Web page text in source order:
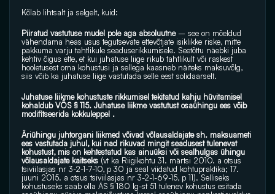
Kõlab lihtsalt ja selgelt, kuid:
Piiratud vastutuse mudel pole aga absoluutne – see on mõeldud
vähendama heas usus tegutsevate ettevõtjate isiklikke riske, mitte
pakkuma varju tahtlikule seaduserikkumisele. Seetõttu näebki juba
kehtiv õigus ette, et kui juhatuse liige rikub tahtlikult või raskest
hooletusest oma kohustusi ja sellega kaasneb näiteks maksuvõlg,
siis võib ka juhatuse liige vastutada selle eest solidaarselt.
Juhatuse liikme kohustuste rikkumisel tekitatud kahju hüvitamisel
kohaldub VÕS § 115. Juhatuse liikme vastutust osaühingu ees võib
modifitseerida kokkuleppel .
Äriühingu juhtorgani liikmed võivad võlausaldajate sh. maksuameti
ees vastutada juhul, kui nad rikuvad mingit seadusest tulenevat
kohustust, mis on kehtestatud kas ainuüksi või sealhulgas ühingu
võlausaldajate kaitseks (vt ka Riigikohtu 31. märtsi 2010. a otsus
tsiviilasjas nr 3-2-1-7-10, p 30 ja seal viidatud kohtupraktika; 17.
juuni 2015. a otsus tsiviilasjas nr 3-2-1-69-15, p 11). Selliseks
kohustuseks saab olla ÄS § 180 lg-st 51 tulenev kohustus esitada